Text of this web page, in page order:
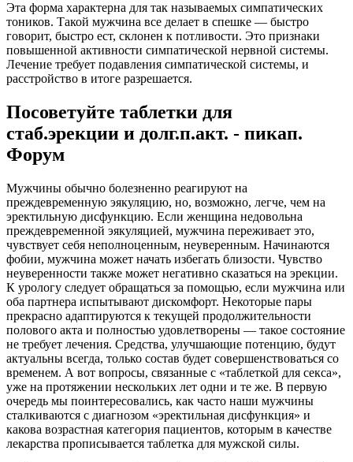
Эта форма характерна для так называемых симпатических
тоников. Такой мужчина все делает в спешке — быстро
говорит, быстро ест, склонен к потливости. Это признаки
повышенной активности симпатической нервной системы.
Лечение требует подавления симпатической системы, и
расстройство в итоге разрешается.
Посоветуйте таблетки для
стаб.эрекции и долг.п.акт. - пикап.
Форум
Мужчины обычно болезненно реагируют на
преждевременную эякуляцию, но, возможно, легче, чем на
эректильную дисфункцию. Если женщина недовольна
преждевременной эякуляцией, мужчина переживает это,
чувствует себя неполноценным, неуверенным. Начинаются
фобии, мужчина может начать избегать близости. Чувство
неуверенности также может негативно сказаться на эрекции.
К урологу следует обращаться за помощью, если мужчина или
оба партнера испытывают дискомфорт. Некоторые пары
прекрасно адаптируются к текущей продолжительности
полового акта и полностью удовлетворены — такое состояние
не требует лечения. Средства, улучшающие потенцию, будут
актуальны всегда, только состав будет совершенствоваться со
временем. А вот вопросы, связанные с «таблеткой для секса»,
уже на протяжении нескольких лет одни и те же. В первую
очередь мы поинтересовались, как часто наши мужчины
сталкиваются с диагнозом «эректильная дисфункция» и
какова возрастная категория пациентов, которым в качестве
лекарства прописывается таблетка для мужской силы.